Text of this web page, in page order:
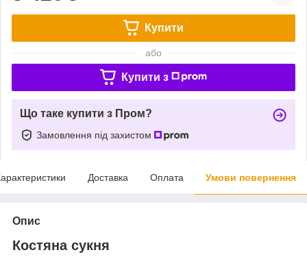
Купити
або
Купити з
Що таке купити з Пром?
Замовлення під захистом
Доставка Оплата Умови повернення
Опис
Костяна сукня